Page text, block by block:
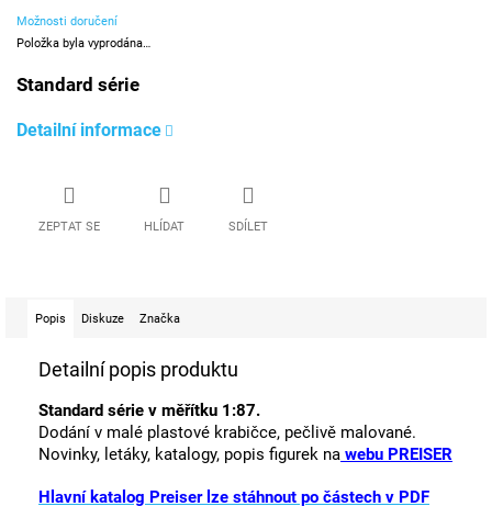
Možnosti doručení
Položka byla vyprodána…
Standard série
Detailní informace
ZEPTAT SE HLÍDAT SDÍLET
Popis Diskuze Značka
Detailní popis produktu
Standard série v měřítku 1:87.
Dodání v malé plastové krabičce, pečlivě malované.
Novinky, letáky, katalogy, popis figurek na webu PREISER
Hlavní katalog Preiser lze stáhnout po částech v PDF